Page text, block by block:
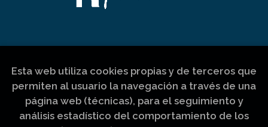
Esta web utiliza cookies propias y de terceros que
permiten al usuario la navegación a través de una
página web (técnicas), para el seguimiento y
análisis estadístico del comportamiento de los